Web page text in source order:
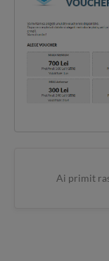
Ai primit